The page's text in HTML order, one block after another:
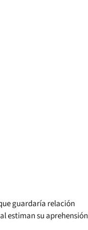
guardaría relación
estiman su aprehensión